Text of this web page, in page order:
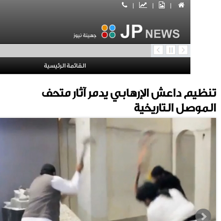
|
|
جهينة نيوز
القائمة الرئيسية
داعش الإرهابي يدمر آثار متحف
التاريخية